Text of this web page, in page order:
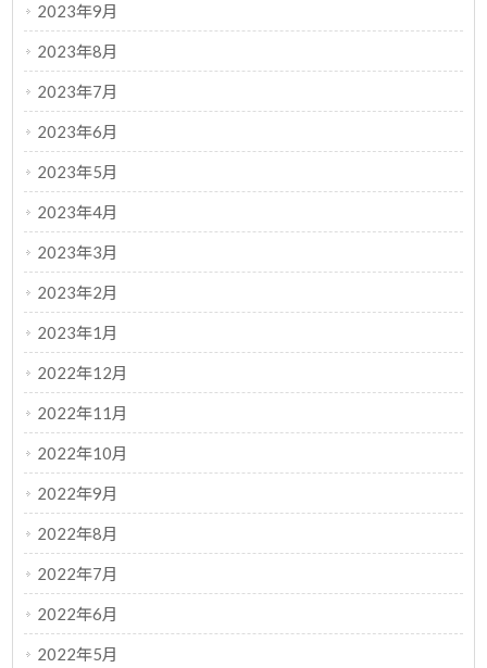
2023年9月
2023年8月
2023年7月
2023年6月
2023年5月
2023年4月
2023年3月
2023年2月
2023年1月
2022年12月
2022年11月
2022年10月
2022年9月
2022年8月
2022年7月
2022年6月
2022年5月